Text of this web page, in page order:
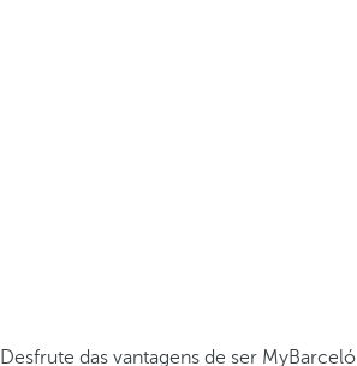
Desfrute das vantagens de ser MyBarceló